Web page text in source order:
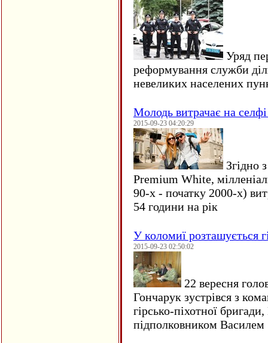
Уряд
реформування служби
невеликих населених
Молодь витрачає на
2015-09-23 04:20:29
Згідно
Premium White,
90-х - початку 2000-х)
54 години на рік
У коломиї розташується
2015-09-23 02:50:02
22 вересня
Гончарук зустрівся з
гірсько-піхотної
підполковником